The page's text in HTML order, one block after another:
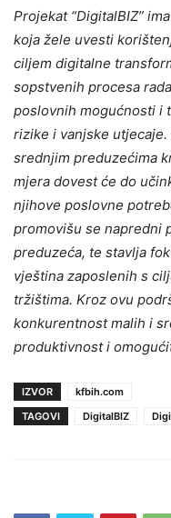
Projekat “DigitalBIZ”
koja žele uvesti
ciljem digitalne
sopstvenih procesa
poslovnih mogućnosti i
rizike i vanjske
srednjim preduzećima
mjera dovest će do
njihove poslovne
promovišu se napredni
preduzeća, te stavlja
vještina zaposlenih s
tržištima. Kroz ovu
konkurentnost malih i
produktivnost i
IZVOR
kfbih.com
TAGOVI
DigitalBIZ